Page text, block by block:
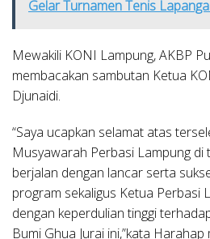
Gelar Turnamen Tenis
Mewakili KONI Lampung, AKBP
membacakan sambutan Ketua
Djunaidi.
“Saya ucapkan selamat atas
Musyawarah Perbasi Lampung di
berjalan dengan lancar serta
program sekaligus Ketua Perbasi
dengan keperdulian tinggi
Bumi Ghua Jurai ini,”kata